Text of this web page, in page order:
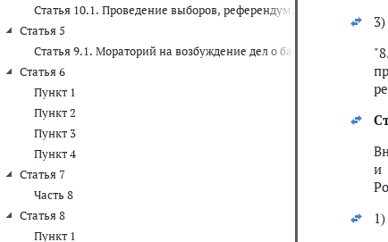
Статья 10.1. Проведение выборов, референдума при введении
Статья 5
Статья 9.1. Мораторий на возбуждение дел о банкротстве
Статья 6
Пункт 1
Пункт 2
Пункт 3
Пункт 4
Статья 7
Часть 8
Статья 8
Пункт 1
3)
и
1)